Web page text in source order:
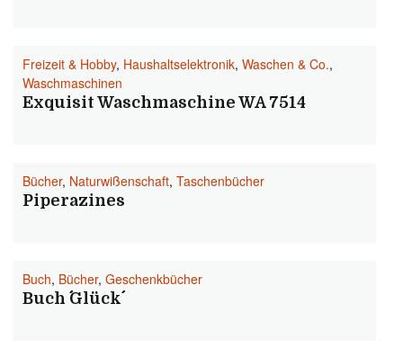
Freizeit & Hobby, Haushaltselektronik, Waschen & Co.,
Waschmaschinen
Exquisit Waschmaschine WA 7514
Bücher, Naturwißenschaft, Taschenbücher
Piperazines
Buch, Bücher, Geschenkbücher
Buch ´´Glück´´